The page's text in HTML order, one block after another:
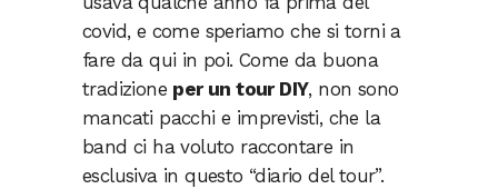
covid, e come speriamo che si torni a
fare da qui in poi. Come da buona
tradizione per un tour DIY, non sono
mancati pacchi e imprevisti, che la
band ci ha voluto raccontare in
esclusiva in questo “diario del tour”.